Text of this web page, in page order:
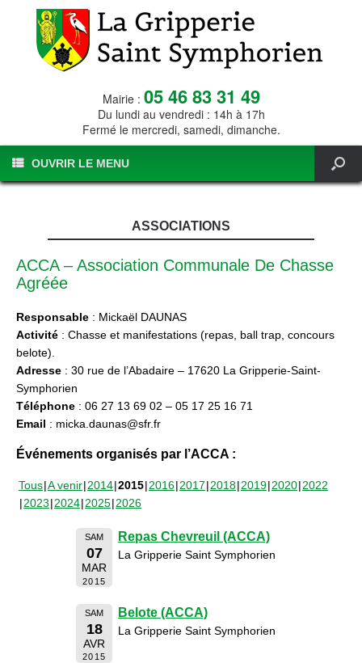
Mairie : 05 46 83 31 49
Du lundi au vendredi : 14h à 17h
Fermé le mercredi, samedi, dimanche.
OUVRIR LE MENU
ASSOCIATIONS
ACCA – Association Communale De Chasse
Agréée
Responsable : Mickaël DAUNAS
Activité : Chasse et manifestations (repas, ball trap, concours
belote).
Adresse : 30 rue de l’Abadaire – 17620 La Gripperie-Saint-
Symphorien
Téléphone : 06 27 13 69 02 – 05 17 25 16 71
Email : micka.daunas@sfr.fr
Événements organisés par l’ACCA :
Tous A venir 2014 2015 2016 2017 2018 2019 2020 2022
2023 2024 2025 2026
SAM
07
MAR
2015
Repas Chevreuil (ACCA)
La Gripperie Saint Symphorien
SAM
18
AVR
2015
Belote (ACCA)
La Gripperie Saint Symphorien